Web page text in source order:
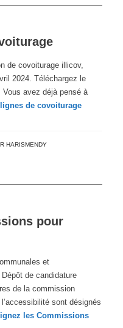
de covoiturage illicov,
2024. Téléchargez le
avez déjà pensé à
de covoiturage
HARISMENDY
pour
et
de candidature
de la commission
sont désignés
les Commissions